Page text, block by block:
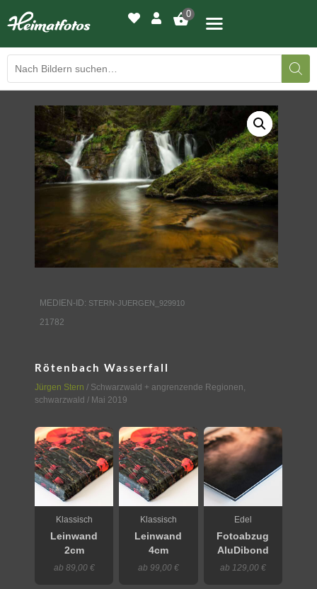
0
BILDERGALERIE
DRUCKQUALITÄTEN
LED-LEUCHTBILDER
WIR DRUCKEN IHR BILD
AUSSTELLUNGEN
KONTAKT
MEDIEN-ID: STERN-JUERGEN_929910
21782
Rötenbach Wasserfall
Jürgen Stern / Schwarzwald + angrenzende Regionen,
schwarzwald / Mai 2019
Klassisch
Leinwand
2cm
ab 89,00 €
Klassisch
Leinwand
4cm
ab 99,00 €
Edel
Fotoabzug
AluDibond
ab 129,00 €